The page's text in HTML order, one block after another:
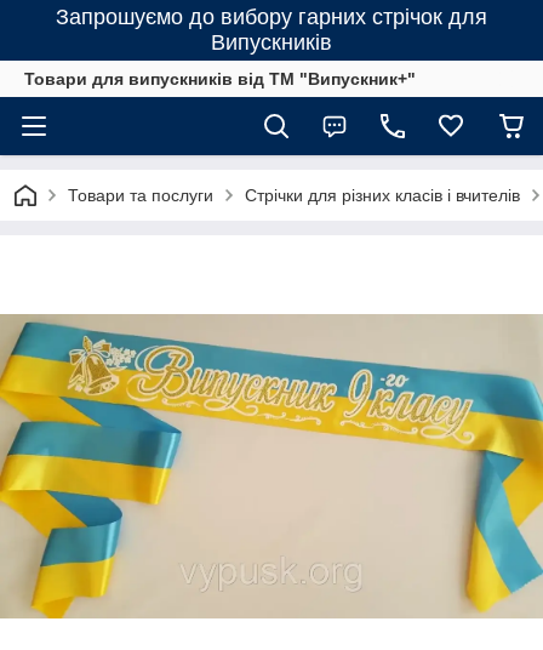
Запрошуємо до вибору гарних стрічок для
Випускників
Товари для випускників від ТМ "Випускник+"
Товари та послуги Стрічки для різних класів і вчителів